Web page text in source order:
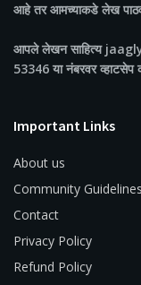
आहे तर आमच्याकडे लेख
आपले लेखन साहित्य
53346 या नंबरवर व्हाटसेप
Important Links
About us
Community Guidelines
Contact
Privacy Policy
Refund Policy